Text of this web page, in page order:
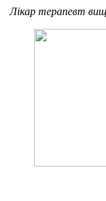
Лікар терапевт